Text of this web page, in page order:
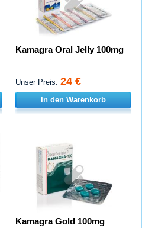
Kamagra Oral Jelly 100mg
Unser Preis: 24 €
In den Warenkorb
Kamagra Gold 100mg